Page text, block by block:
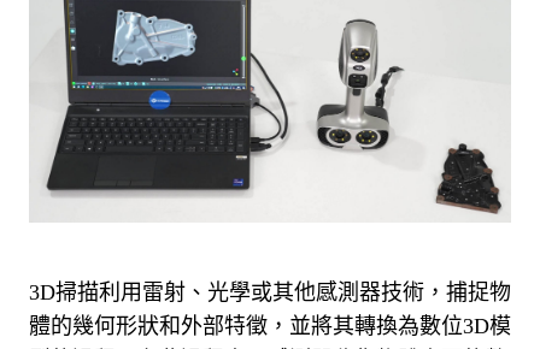
3D掃描利用雷射、光學或其他感測器技術，捕捉物
體的幾何形狀和外部特徵，並將其轉換為數位3D模